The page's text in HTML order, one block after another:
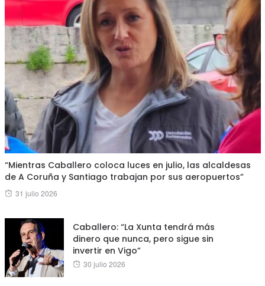
“Mientras Caballero coloca luces en julio, las alcaldesas
de A Coruña y Santiago trabajan por sus aeropuertos”
Posted
31 julio 2026
Caballero: “La Xunta tendrá más
dinero que nunca, pero sigue sin
invertir en Vigo”
Posted
30 julio 2026